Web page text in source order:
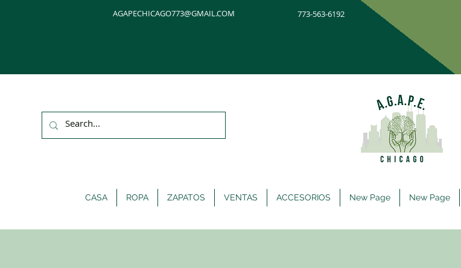
AGAPECHICAGO773@GMAIL.COM 773-563-6192
CASA ROPA ZAPATOS VENTAS ACCESORIOS New Page New Page